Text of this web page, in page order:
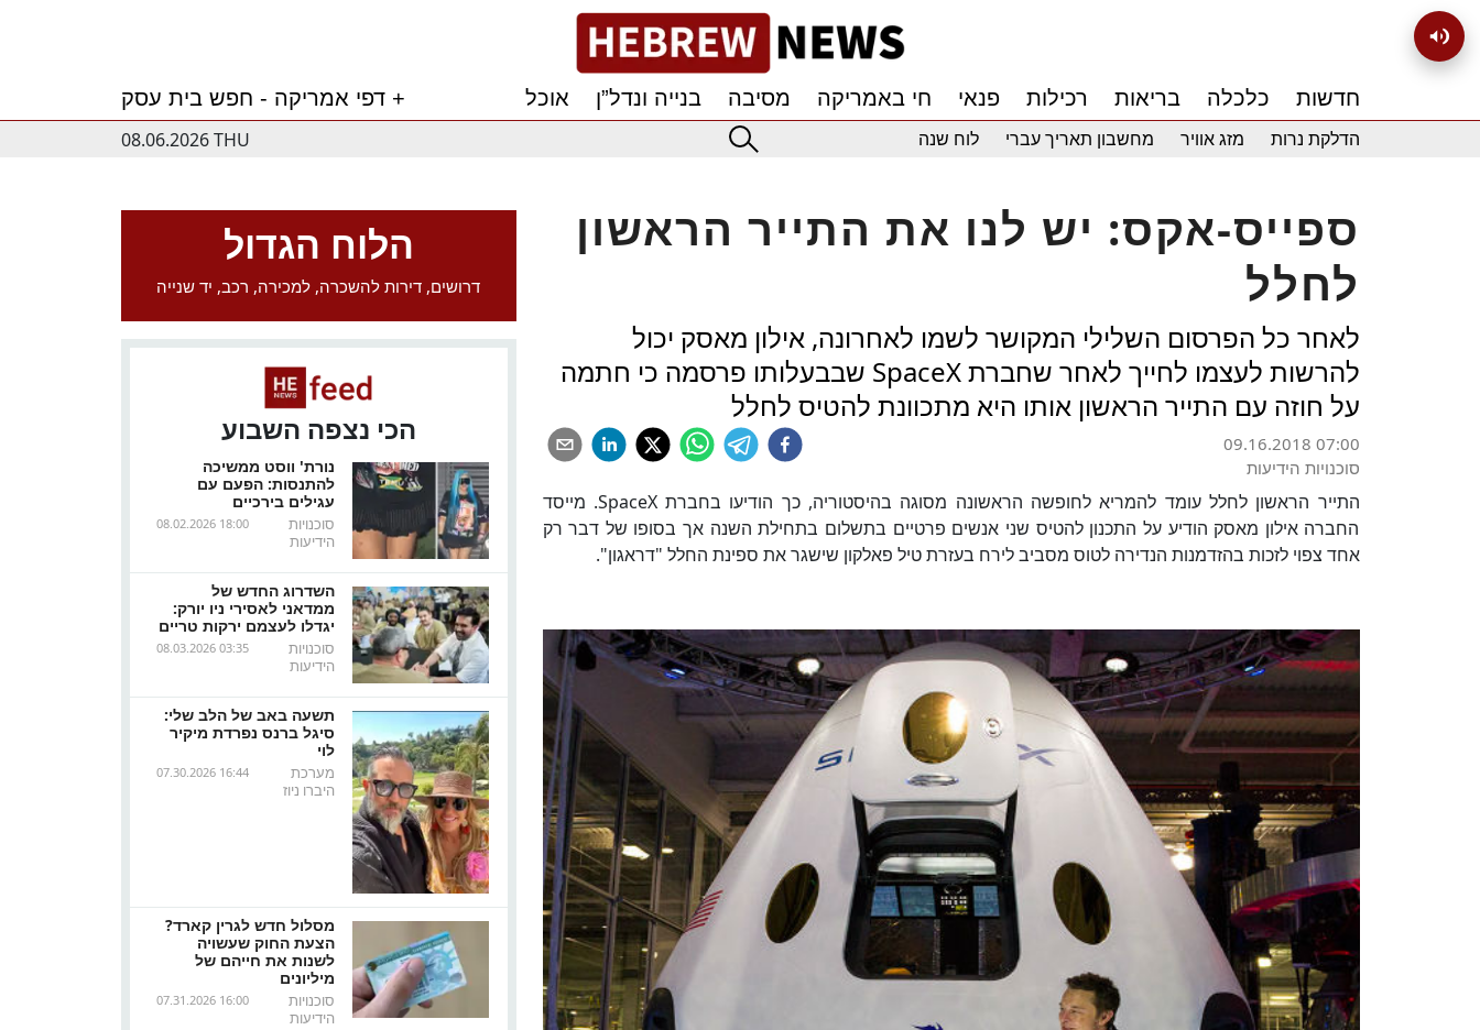
דפי אמריקה - חפש בית עסק + חדשות כלכלה בריאות רכילות פנאי חי באמריקה מסיבה בנייה ונדל”ן
אוכל
08.06.2026 THU
הדלקת נרות מזג אוויר מחשבון תאריך עברי לוח שנה
הלוח הגדול
דרושים, דירות להשכרה, למכירה, רכב, יד שנייה
הכי נצפה השבוע
נורת' ווסט ממשיכה
להתנסות: הפעם עם
עגילים בירכיים
08.02.2026 18:00
סוכנויות
הידיעות
השדרוג החדש של
ממדאני לאסירי ניו יורק:
יגדלו לעצמם ירקות טריים
08.03.2026 03:35
סוכנויות
הידיעות
תשעה באב של הלב שלי:
סיגל ברנס נפרדת מיקיר
לוי
07.30.2026 16:44
מערכת
היברו ניוז
מסלול חדש לגרין קארד?
הצעת החוק שעשויה
לשנות את חייהם של
מיליונים
07.31.2026 16:00
סוכנויות
הידיעות
ספייס-אקס: יש לנו את התייר הראשון
לחלל
לאחר כל הפרסום השלילי המקושר לשמו לאחרונה, אילון מאסק יכול
להרשות לעצמו לחייך לאחר שחברת SpaceX שבבעלותו פרסמה כי חתמה
על חוזה עם התייר הראשון אותו היא מתכוונת להטיס לחלל
09.16.2018 07:00
סוכנויות הידיעות
התייר הראשון לחלל עומד להמריא לחופשה הראשונה מסוגה בהיסטוריה, כך הודיעו בחברת SpaceX. מייסד
החברה אילון מאסק הודיע על התכנון להטיס שני אנשים פרטיים בתשלום בתחילת השנה אך בסופו של דבר רק
אחד צפוי לזכות בהזדמנות הנדירה לטוס מסביב לירח בעזרת טיל פאלקון שישגר את ספינת החלל "דראגון".